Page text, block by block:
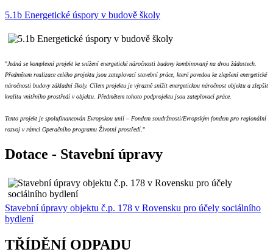
5.1b Energetické úspory v budově školy
"Jedná se komplexní projekt ke snížení energetické náročnosti budovy kombinovaný na dvou žádostech.
Předmětem realizace celého projektu jsou zateplovací stavební práce, které povedou ke zlepšení energetické
náročnosti budovy základní školy. Cílem projektu je výrazně snížit energetickou náročnost objektu a zlepšit
kvalitu vnitřního prostředí v objektu. Předmětem tohoto podprojektu jsou zateplovací práce.
Tento projekt je spolufinancován Evropskou unií – Fondem soudržnosti/Evropským fondem pro regionální
rozvoj v rámci Operačního programu Životní prostředí."
Dotace - Stavební úpravy
Stavební úpravy objektu č.p. 178 v Rovensku pro účely sociálního
bydlení
TŘÍDĚNÍ ODPADU